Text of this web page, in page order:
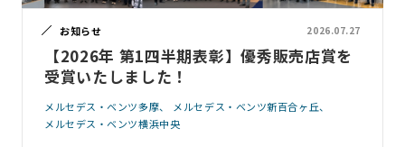
お知らせ 2026.07.27
【2026年 第1四半期表彰】優秀販売店賞を
受賞いたしました！
メルセデス・ベンツ多摩
メルセデス・ベンツ新百合ヶ丘
メルセデス・ベンツ横浜中央